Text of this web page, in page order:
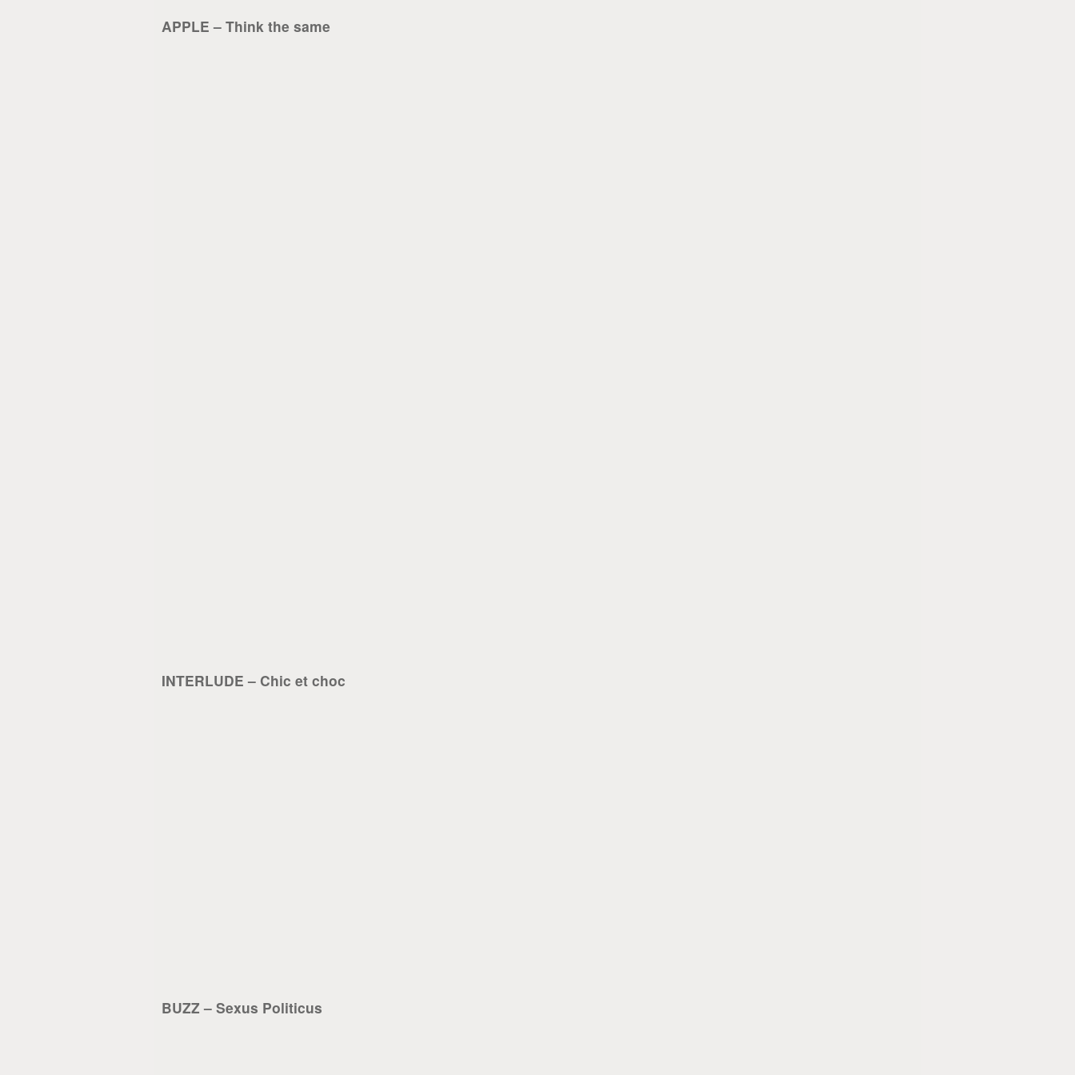
APPLE – Think the same
INTERLUDE – Chic et choc
BUZZ – Sexus Politicus